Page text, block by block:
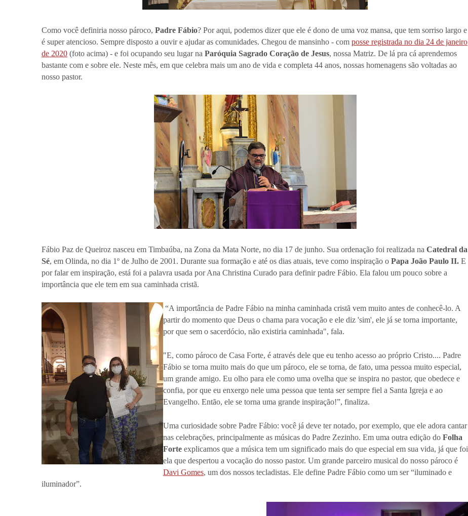
Como você definiria nosso pároco, Padre Fábio? Por aqui, podemos dizer que ele é dono de uma voz mansa, que tem sorriso largo e
é super atencioso. Sempre disposto a ouvir e ajudar as comunidades. Chegou de mansinho - com posse registrada no dia 24 de janeiro
de 2020 (foto acima) - e foi ocupando seu lugar na Paróquia Sagrado Coração de Jesus, nossa Matriz. De lá pra cá aprendemos
bastante com e sobre ele. Neste mês, em que celebra mais um ano de vida e completa 44 anos, nossas homenagens são voltadas ao
nosso pastor.
Fábio Paz de Queiroz nasceu em Timbaúba, na Zona da Mata Norte, no dia 17 de junho. Sua ordenação foi realizada na Catedral da
Sé, em Olinda, no dia 1º de Julho de 2001. Durante sua formação e até os dias atuais, teve como inspiração o Papa João Paulo II. E
por falar em inspiração, está foi a palavra usada por Ana Christina Curado para definir padre Fábio. Ela falou um pouco sobre a
importância que ele tem em sua caminhada cristã.
“A importância de Padre Fábio na minha caminhada cristã vem muito antes de conhecê-lo. A
partir do momento que Deus o chama para vocação e ele diz 'sim', ele já se torna importante,
por que sem o sacerdócio, não existiria caminhada", fala.
"E, como pároco de Casa Forte, é através dele que eu tenho acesso ao próprio Cristo.... Padre
Fábio se torna muito mais do que um pároco, ele se torna, de fato, uma pessoa muito especial,
um grande amigo. Eu olho para ele como uma ovelha que se inspira no pastor, que obedece e
confia, por que eu enxergo nele uma pessoa que tenta ser sempre fiel a Santa Igreja e ao
Evangelho. Então, ele se torna uma grande inspiração!”, finaliza.
Uma curiosidade sobre Padre Fábio: você já deve ter notado, por exemplo, que ele adora cantar
nas celebrações, principalmente as músicas do Padre Zezinho. Em uma outra edição do Folha
Forte explicamos que a música tem um significado mais do que especial em sua vida, já que foi
ela que despertou a vocação do nosso pastor. Um grande parceiro musical do nosso pároco é
Davi Gomes, um dos nossos tecladistas. Ele define Padre Fábio como um ser “iluminado e
iluminador”.